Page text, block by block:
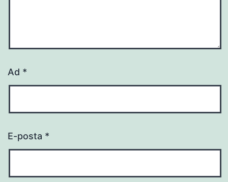
Ad *
E-posta *